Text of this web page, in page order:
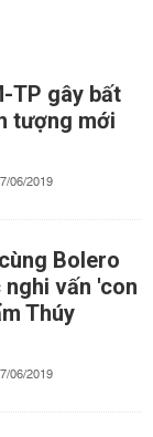
TP gây bất
tượng mới
06/2019
Bolero
vấn 'con
Thúy
06/2019